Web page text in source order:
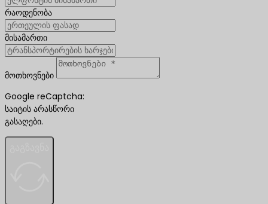
რაოდენობა
მისამართი
მოთხოვნები
Google reCaptcha:
საიტის არასწორი
გასაღები.